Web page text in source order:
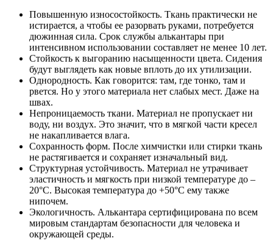
Повышенную износостойкость. Ткань практически не
истирается, а чтобы ее разорвать руками, потребуется
дюжинная сила. Срок службы алькантары при
интенсивном использовании составляет не менее 10 лет.
Стойкость к выгоранию насыщенности цвета. Сидения
будут выглядеть как новые вплоть до их утилизации.
Однородность. Как говорится: там, где тонко, там и
рвется. Но у этого материала нет слабых мест. Даже на
швах.
Непроницаемость ткани. Материал не пропускает ни
воду, ни воздух. Это значит, что в мягкой части кресел
не накапливается влага.
Сохранность форм. После химчистки или стирки ткань
не растягивается и сохраняет изначальный вид.
Структурная устойчивость. Материал не утрачивает
эластичность и мягкость при низкой температуре до –
20°С. Высокая температура до +50°С ему также
нипочем.
Экологичность. Алькантара сертифицирована по всем
мировым стандартам безопасности для человека и
окружающей среды.